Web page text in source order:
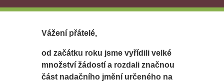
Vážení přátelé,
od začátku roku jsme vyřídili velké
množství žádostí a rozdali značnou
část nadačního jmění určeného na